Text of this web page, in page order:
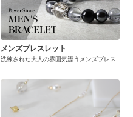
メンズブレスレット
洗練された大人の雰囲気漂うメンズブレス